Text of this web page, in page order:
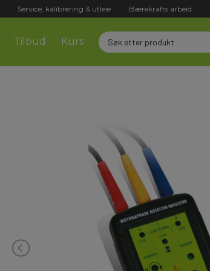
Service, kalibrering & utleie Bærekrafts arbeid
Tilbud Kurs